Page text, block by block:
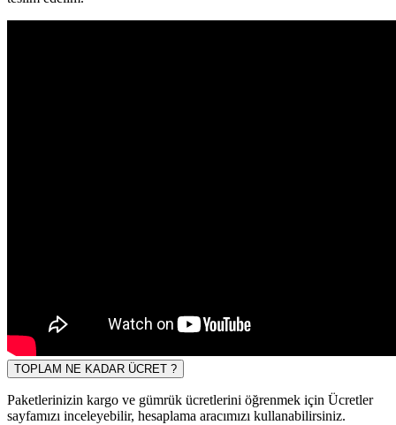
TOPLAM NE KADAR ÜCRET ?
Paketlerinizin kargo ve gümrük ücretlerini öğrenmek için Ücretler
sayfamızı inceleyebilir, hesaplama aracımızı kullanabilirsiniz.